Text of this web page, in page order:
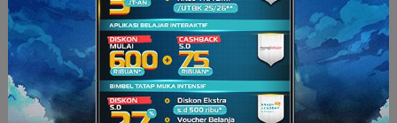
Semua jawaban benar
Jawaban: C
Pembahasan: